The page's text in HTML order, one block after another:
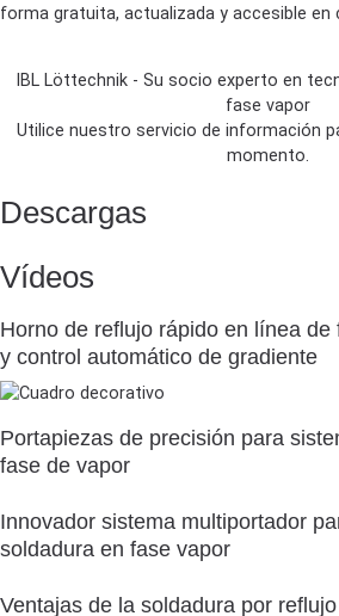
forma gratuita, actualizada y accesible en
IBL Löttechnik - Su socio experto en
fase vapor
Utilice nuestro servicio de información
momento.
Descargas
Vídeos
Horno de reflujo rápido en línea
y control automático de gradiente
Portapiezas de precisión para
fase de vapor
Innovador sistema multiportador
soldadura en fase vapor
Ventajas de la soldadura por